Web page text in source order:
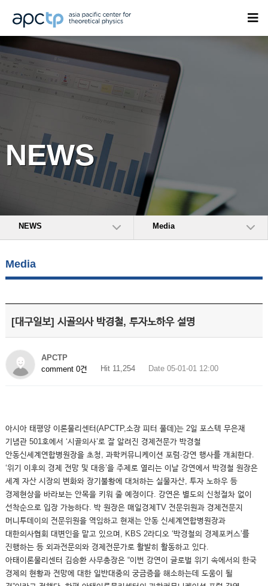
NEWS
NEWS Media
Media
[대구일보] 시골의사 박경철, 투자노하우 설명
APCTP
comment 0건
Hit 11,254 Date 05-01-01 12:00
아시아 태평양 이론물리센터(APCTP,소장 피터 풀데)는 2일 포스텍 무은재
기념관 501호에서 ‘시골의사’로 잘 알려진 경제전문가 박경철
안동신세계연합병원장을 초청, 과학커뮤니케이션 포럼∙강연 행사를 개최한다.
‘위기 이후의 경제 전망 및 대응’을 주제로 열리는 이날 강연에서 박경철 원장은
세계 자산 시장의 변화와 장기불황에 대처하는 실물자산, 투자 노하우 등
경제현상을 바라보는 안목을 키워 줄 예정이다. 강연은 별도의 신청절차 없이
선착순으로 입장 가능하다. 박 원장은 매일경제TV 전문위원과 경제전문지
머니투데이의 전문위원을 역임하고 현재는 안동 신세계연합병원장과
대한의사협회 대변인을 맡고 있으며, KBS 2라디오 ‘박경철의 경제포커스’를
진행하는 등 외과전문의와 경제전문가로 활발히 활동하고 있다.
아태이론물리센터 김승환 사무총장은 “이번 강연이 글로벌 위기 속에서의 한국
경제의 현황과 전망에 대한 일반대중의 궁금증을 해소하는데 도움이 될